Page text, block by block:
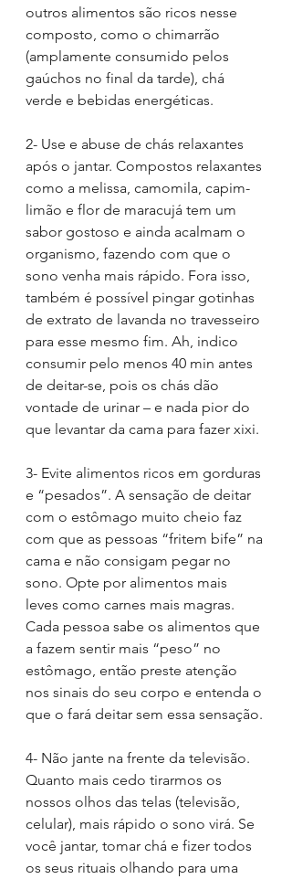
outros alimentos são ricos nesse
composto, como o chimarrão
(amplamente consumido pelos
gaúchos no final da tarde), chá
verde e bebidas energéticas.
2- Use e abuse de chás relaxantes
após o jantar. Compostos relaxantes
como a melissa, camomila, capim-
limão e flor de maracujá tem um
sabor gostoso e ainda acalmam o
organismo, fazendo com que o
sono venha mais rápido. Fora isso,
também é possível pingar gotinhas
de extrato de lavanda no travesseiro
para esse mesmo fim. Ah, indico
consumir pelo menos 40 min antes
de deitar-se, pois os chás dão
vontade de urinar – e nada pior do
que levantar da cama para fazer xixi.
3- Evite alimentos ricos em gorduras
e “pesados”. A sensação de deitar
com o estômago muito cheio faz
com que as pessoas “fritem bife” na
cama e não consigam pegar no
sono. Opte por alimentos mais
leves como carnes mais magras.
Cada pessoa sabe os alimentos que
a fazem sentir mais “peso” no
estômago, então preste atenção
nos sinais do seu corpo e entenda o
que o fará deitar sem essa sensação.
4- Não jante na frente da televisão.
Quanto mais cedo tirarmos os
nossos olhos das telas (televisão,
celular), mais rápido o sono virá. Se
você jantar, tomar chá e fizer todos
os seus rituais olhando para uma